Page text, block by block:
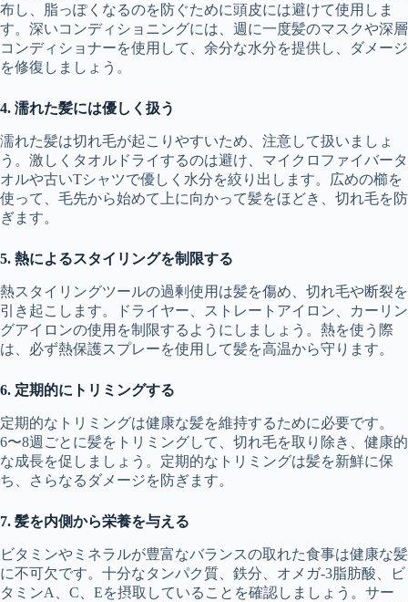
布し、脂っぽくなるのを防ぐために頭皮には避けて使用しま
す。深いコンディショニングには、週に一度髪のマスクや深層
コンディショナーを使用して、余分な水分を提供し、ダメージ
を修復しましょう。
4. 濡れた髪には優しく扱う
濡れた髪は切れ毛が起こりやすいため、注意して扱いましょ
う。激しくタオルドライするのは避け、マイクロファイバータ
オルや古いTシャツで優しく水分を絞り出します。広めの櫛を
使って、毛先から始めて上に向かって髪をほどき、切れ毛を防
ぎます。
5. 熱によるスタイリングを制限する
熱スタイリングツールの過剰使用は髪を傷め、切れ毛や断裂を
引き起こします。ドライヤー、ストレートアイロン、カーリン
グアイロンの使用を制限するようにしましょう。熱を使う際
は、必ず熱保護スプレーを使用して髪を高温から守ります。
6. 定期的にトリミングする
定期的なトリミングは健康な髪を維持するために必要です。
6〜8週ごとに髪をトリミングして、切れ毛を取り除き、健康的
な成長を促しましょう。定期的なトリミングは髪を新鮮に保
ち、さらなるダメージを防ぎます。
7. 髪を内側から栄養を与える
ビタミンやミネラルが豊富なバランスの取れた食事は健康な髪
に不可欠です。十分なタンパク質、鉄分、オメガ-3脂肪酸、ビ
タミンA、C、Eを摂取していることを確認しましょう。サー